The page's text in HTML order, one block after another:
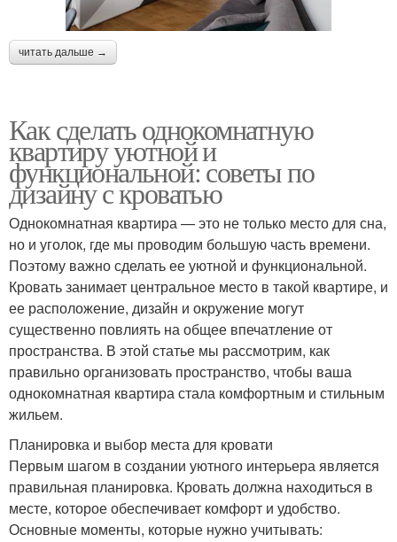
читать дальше →
Как сделать однокомнатную
квартиру уютной и
функциональной: советы по
дизайну с кроватью
Однокомнатная квартира — это не только место для сна,
но и уголок, где мы проводим большую часть времени.
Поэтому важно сделать ее уютной и функциональной.
Кровать занимает центральное место в такой квартире, и
ее расположение, дизайн и окружение могут
существенно повлиять на общее впечатление от
пространства. В этой статье мы рассмотрим, как
правильно организовать пространство, чтобы ваша
однокомнатная квартира стала комфортным и стильным
жильем.
Планировка и выбор места для кровати
Первым шагом в создании уютного интерьера является
правильная планировка. Кровать должна находиться в
месте, которое обеспечивает комфорт и удобство.
Основные моменты, которые нужно учитывать: